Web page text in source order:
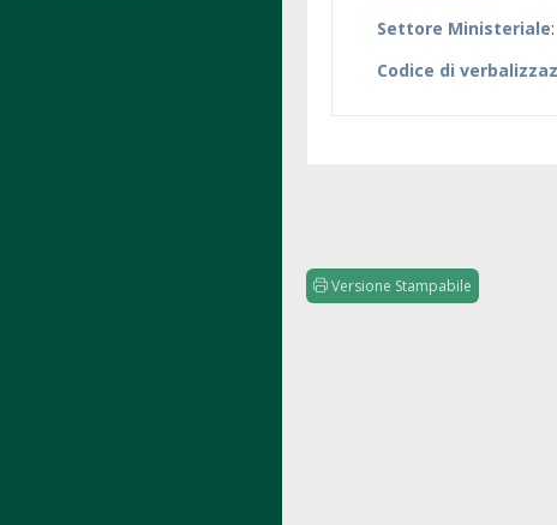
Settore Ministeriale
Codice di
Versione Stampabile